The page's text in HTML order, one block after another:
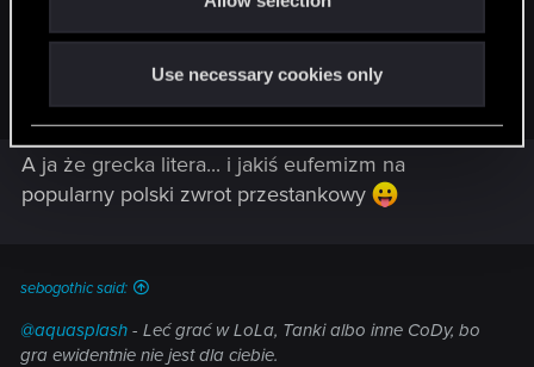
Use necessary cookies only
A ja myślałem, że chodzi o japońskiego wodnego demona
A ja że grecka litera... i jakiś eufemizm na
popularny polski zwrot przestankowy
sebogothic said:
@aquasplash - Leć grać w LoLa, Tanki albo inne CoDy, bo
gra ewidentnie nie jest dla ciebie.